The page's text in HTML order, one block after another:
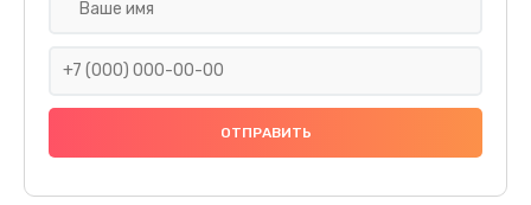
Замена SSD ноутбука LG